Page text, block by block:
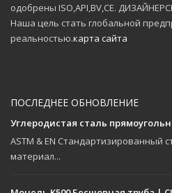
одобрены ISO,API,BV,CE.
Наша цель стать глобальной
реальностью.карта сайта
ПОСЛЕДНЕЕ ОБНОВЛЕНИЕ
Углеродистая сталь
ASTM & EN Стандартизированный
материал...